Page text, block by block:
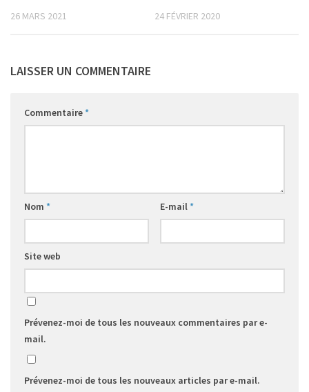
26 MARS 2021 24 FÉVRIER 2020
LAISSER UN COMMENTAIRE
Commentaire*
Nom * E-mail*
Site web
Prévenez-moi de tous les nouveaux commentaires par e-
mail.
Prévenez-moi de tous les nouveaux articles par e-mail.